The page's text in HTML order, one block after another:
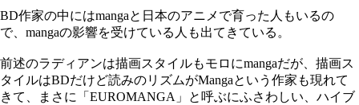
BD作家の中にはmangaと日本のアニメで育った人もいるの
で、mangaの影響を受けている人も出てきている。
前述のラディアンは描画スタイルもモロにmangaだが、描画ス
タイルはBDだけど読みのリズムがMangaという作家も現れて
きて、まさに「EUROMANGA」と呼ぶにふさわしい、ハイブ